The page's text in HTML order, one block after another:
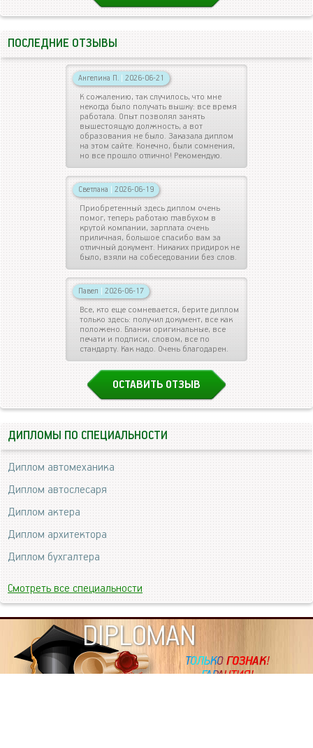
ПОСЛЕДНИЕ ОТЗЫВЫ
Ангелина П. | 2026-06-21
К сожалению, так случилось, что мне
некогда было получать вышку: все время
работала. Опыт позволял занять
вышестоящую должность, а вот
образования не было. Заказала диплом
на этом сайте. Конечно, были сомнения,
но все прошло отлично! Рекомендую.
Светлана | 2026-06-19
Приобретенный здесь диплом очень
помог, теперь работаю главбухом в
крутой компании, зарплата очень
приличная, большое спасибо вам за
отличный документ. Никаких придирок не
было, взяли на собеседовании без слов.
Павел | 2026-06-17
Все, кто еще сомневается, берите диплом
только здесь: получил документ, все как
положено. Бланки оригинальные, все
печати и подписи, словом, все по
стандарту. Как надо. Очень благодарен.
ОСТАВИТЬ ОТЗЫВ
ДИПЛОМЫ ПО СПЕЦИАЛЬНОСТИ
Диплом автомеханика
Диплом автослесаря
Диплом актера
Диплом архитектора
Диплом бухгалтера
Смотреть все специальности
DIPLOMAN